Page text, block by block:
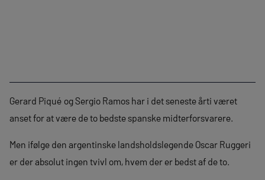
Gerard Piqué og Sergio Ramos har i det seneste årti været
anset for at være de to bedste spanske midterforsvarere.
Men ifølge den argentinske landsholdslegende Oscar Ruggeri
er der absolut ingen tvivl om, hvem der er bedst af de to.